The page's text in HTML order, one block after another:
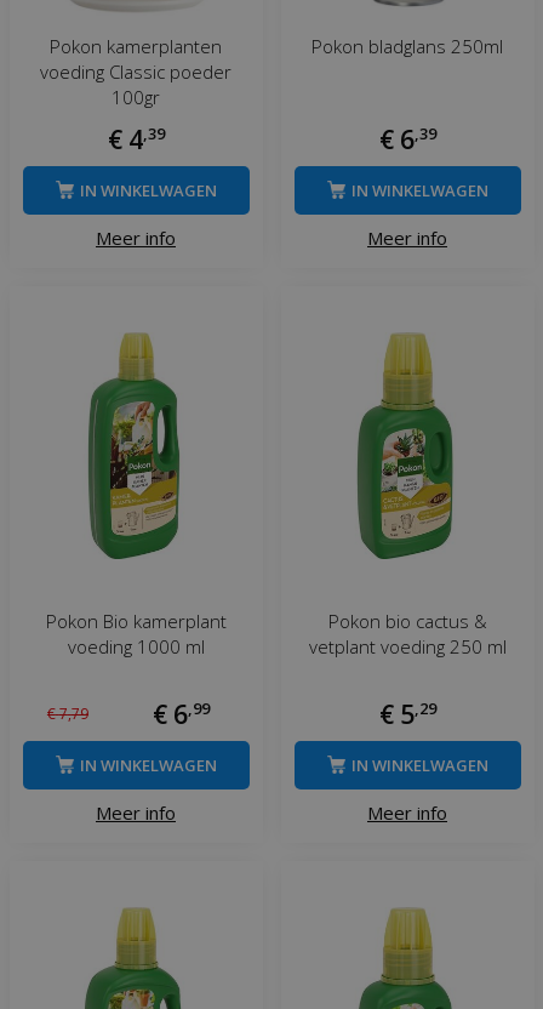
Pokon kamerplanten
voeding Classic poeder
100gr
€ 4 39
Meer info
IN WINKELWAGEN
Pokon bladglans 250ml
€ 6 39
Meer info
IN WINKELWAGEN
Pokon Bio kamerplant
voeding 1000 ml
€7,79 € 6 99
Meer info
IN WINKELWAGEN
Pokon bio cactus &
vetplant voeding 250 ml
€ 5 29
Meer info
IN WINKELWAGEN